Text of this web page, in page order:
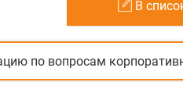
В
по вопросам